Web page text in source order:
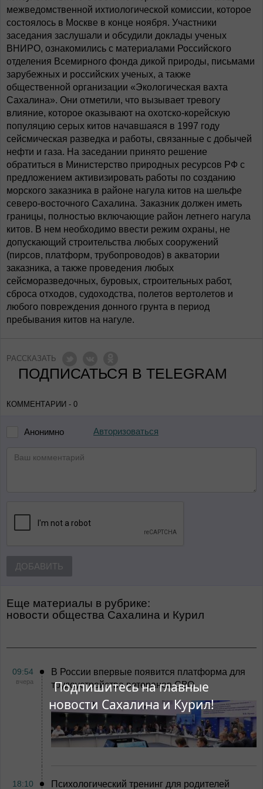
Подпишитесь на главные
новости Сахалина и Курил!
межведомственной ихтиологической комиссии, которое
состоялось в Москве в конце ноября. Участники
заседания заслушали и обсудили доклады ученых
ВНИРО, ознакомились с материалами Российского
отделения Всемирного фонда дикой природы, письмами
зарубежных и российских ученых, а также
общественной организации «Экологическая вахта
Сахалина». Они отметили, что вызывает тревогу
влияние, которое оказывают на охотско-корейскую
популяцию серых китов начавшаяся в 1997 году
сейсмическая разведка и работы, связанные с добычей
нефти и газа. На заседании принято решение
обратиться в Министерство природных ресурсов РФ с
предложением активизировать работы по созданию
морского заказника в районе нагула китов на шельфе
северо-восточного Сахалина. Заказник должен иметь
границы, полностью включающие район летнего нагула
китов. В нем необходимо ввести режим охраны, не
допускающий строительства любых сооружений
(пирсов, платформ, трубопроводов) в акватории
заказника, а также проведения любых
сейсморазведочных, буровых, строительных работ,
сброса отходов, судоходства, полетов вертолетов и
любого повреждения донного грунта в период
пребывания китов на нагуле.
РАССКАЗАТЬ
ПОДПИСАТЬСЯ В TELEGRAM
КОММЕНТАРИИ - 0
Анонимно Авторизоваться
ДОБАВИТЬ
Еще материалы в рубрике:
Новости общества Сахалина и Курил
09:54
вчера
В России впервые появится платформа для
трудоустройства ветеранов СВО
18:10 Психологический тренинг для родителей